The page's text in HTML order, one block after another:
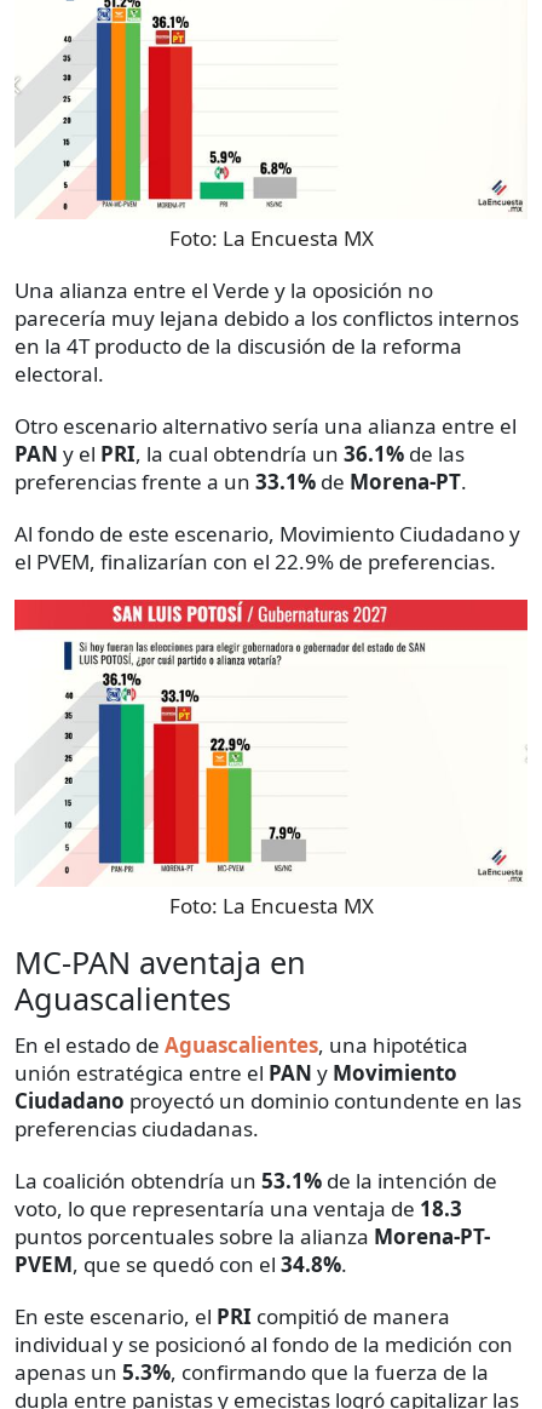
Foto: La Encuesta MX
Una alianza entre el Verde y la oposición no
parecería muy lejana debido a los conflictos internos
en la 4T producto de la discusión de la reforma
electoral.
Otro escenario alternativo sería una alianza entre el
PAN y el PRI, la cual obtendría un 36.1% de las
preferencias frente a un 33.1% de Morena-PT.
Al fondo de este escenario, Movimiento Ciudadano y
el PVEM, finalizarían con el 22.9% de preferencias.
Foto: La Encuesta MX
MC-PAN aventaja en
Aguascalientes
En el estado de Aguascalientes, una hipotética
unión estratégica entre el PAN y Movimiento
Ciudadano proyectó un dominio contundente en las
preferencias ciudadanas.
La coalición obtendría un 53.1% de la intención de
voto, lo que representaría una ventaja de 18.3
puntos porcentuales sobre la alianza Morena-PT-
PVEM, que se quedó con el 34.8%.
En este escenario, el PRI compitió de manera
individual y se posicionó al fondo de la medición con
apenas un 5.3%, confirmando que la fuerza de la
dupla entre panistas y emecistas logró capitalizar las